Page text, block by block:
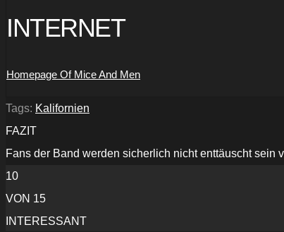
INTERNET
Homepage Of Mice And Men
Tags: Kalifornien
FAZIT
Fans der Band werden sicherlich nicht enttäuscht sein
10
VON 15
INTERESSANT